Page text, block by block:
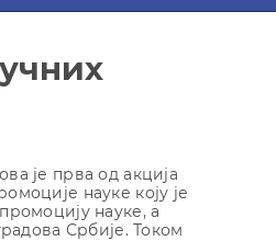
је прва од акција
науке коју је
науке, а
Србије. Током